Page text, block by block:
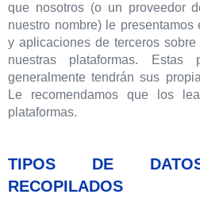
que nosotros (o un proveedor
nuestro nombre) le
y aplicaciones de terceros
nuestras plataformas. Estas
generalmente tendrán sus
Le recomendamos que los
plataformas.
TIPOS DE DATOS
RECOPILADOS